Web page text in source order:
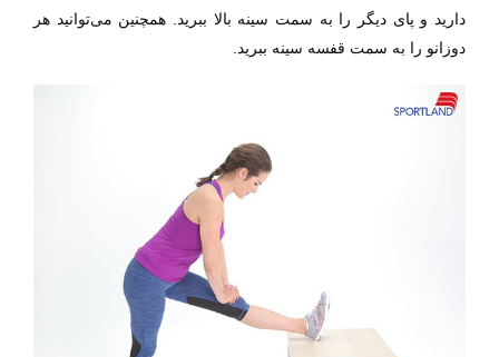
دارید و پای دیگر را به سمت سینه بالا ببرید. همچنین می‌توانید هر
دوزانو را به سمت قفسه سینه ببرید.